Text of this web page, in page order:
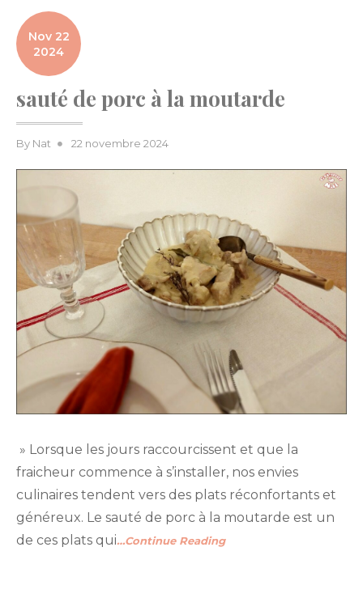
Nov 22
2024
sauté de porc à la moutarde
By Nat
Posted
22 novembre 2024
» Lorsque les jours raccourcissent et que la
fraicheur commence à s’installer, nos envies
culinaires tendent vers des plats réconfortants et
généreux. Le sauté de porc à la moutarde est un
de ces plats qui…Continue Reading